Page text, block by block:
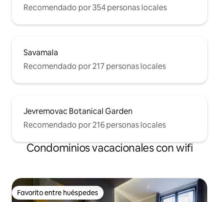
Recomendado por 354 personas locales
Savamala
Recomendado por 217 personas locales
Jevremovac Botanical Garden
Recomendado por 216 personas locales
Condominios vacacionales con wifi
Favorito entre huéspedes
Favorito entre huéspedes